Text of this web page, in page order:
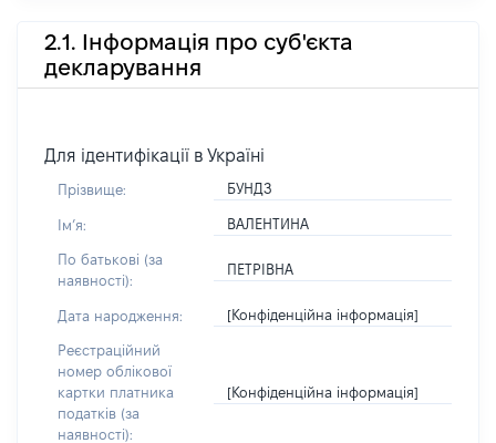
2.1. Інформація про суб'єкта
декларування
Для ідентифікації в Україні
Прізвище: БУНДЗ
Імʼя: ВАЛЕНТИНА
По батькові (за
наявності):
ПЕТРІВНА
Дата народження: [Конфіденційна інформація]
Реєстраційний
номер облікової
картки платника
податків (за
наявності):
[Конфіденційна інформація]